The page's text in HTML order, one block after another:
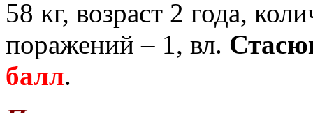
58 кг, возраст 2 года,
поражений – 1, вл.
балл.